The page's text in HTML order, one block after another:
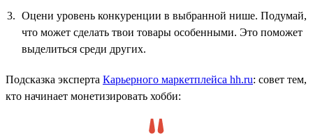
Оцени уровень конкуренции в выбранной нише. Подумай,
что может сделать твои товары особенными. Это поможет
выделиться среди других.
Подсказка эксперта Карьерного маркетплейса hh.ru: совет тем,
кто начинает монетизировать хобби: